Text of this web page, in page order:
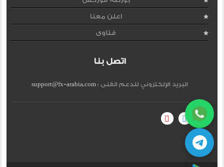
اعلن معنا
فتاوى
اتصل بنا
البريد الإلكتروني للدعم الفنى :support@fx-arabia.com